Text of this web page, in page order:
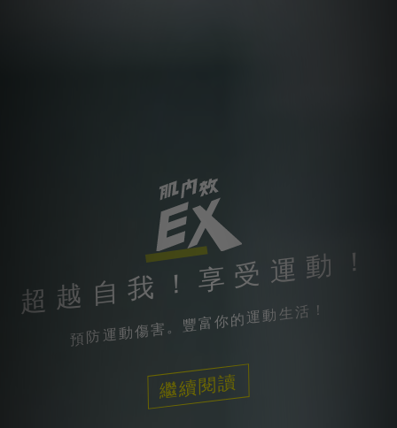
超越自我！享受運動！
預防運動傷害。豐富你的運動生活！
繼續閱讀